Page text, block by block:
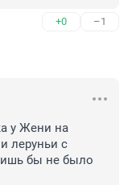
+0 –1
у Жени на
леруньи с
бы не было